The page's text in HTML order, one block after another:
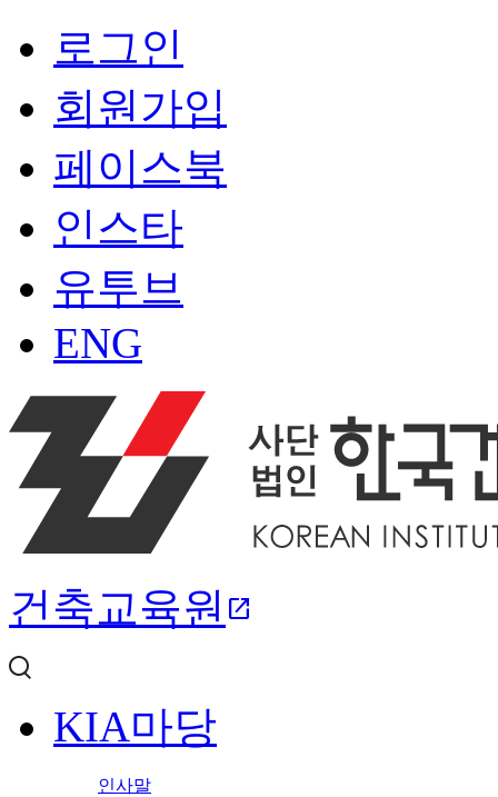
로그인
회원가입
페이스북
인스타
유투브
ENG
건축교육원 open_in_new
KIA마당
인사말